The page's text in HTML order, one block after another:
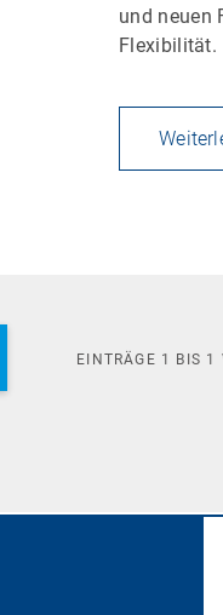
und neuen
Flexibilität.
EINTRÄGE 1 BIS 1